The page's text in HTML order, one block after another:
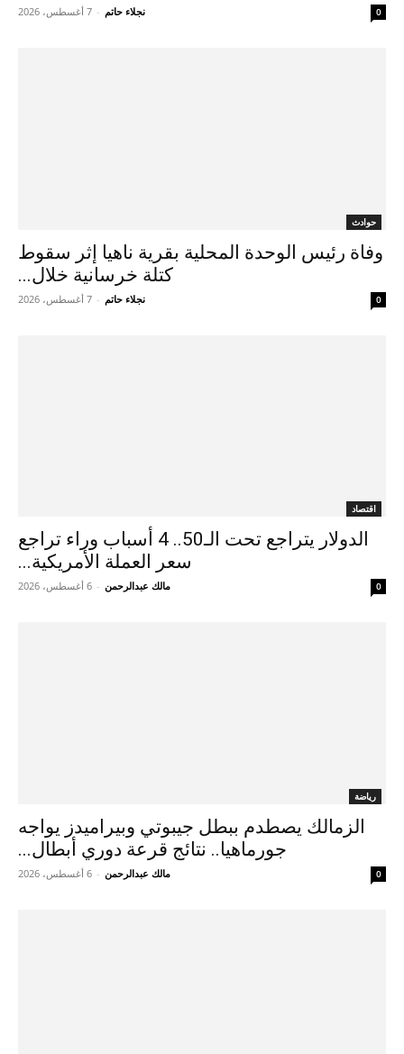
نجلاء حاتم - 7 أغسطس، 2026 0
حوادث
وفاة رئيس الوحدة المحلية بقرية ناهيا إثر سقوط
كتلة خرسانية خلال...
نجلاء حاتم - 7 أغسطس، 2026 0
اقتصاد
الدولار يتراجع تحت الـ50.. 4 أسباب وراء تراجع
سعر العملة الأمريكية...
مالك عبدالرحمن - 6 أغسطس، 2026 0
رياضة
الزمالك يصطدم ببطل جيبوتي وبيراميدز يواجه
جورماهيا.. نتائج قرعة دوري أبطال...
مالك عبدالرحمن - 6 أغسطس، 2026 0